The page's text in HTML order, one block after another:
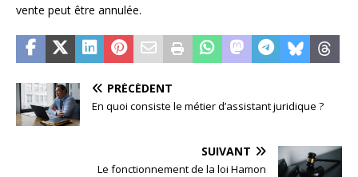
vente peut être annulée.
PRÉCÉDENT
En quoi consiste le métier d’assistant juridique ?
SUIVANT
Le fonctionnement de la loi Hamon